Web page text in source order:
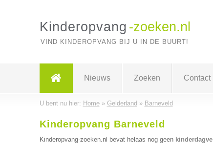
Kinderopvang -zoeken.nl
VIND KINDEROPVANG BIJ U IN DE BUURT!
Nieuws Zoeken Contact
U bent nu hier: Home» Gelderland » Barneveld
Kinderopvang Barneveld
Kinderopvang-zoeken.nl bevat helaas nog geen